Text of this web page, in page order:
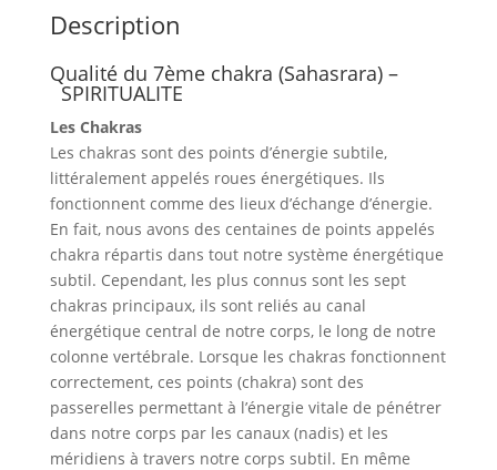
Description
Qualité du 7ème chakra (Sahasrara) –
SPIRITUALITE
Les Chakras
Les chakras sont des points d’énergie subtile,
littéralement appelés roues énergétiques. Ils
fonctionnent comme des lieux d’échange d’énergie.
En fait, nous avons des centaines de points appelés
chakra répartis dans tout notre système énergétique
subtil. Cependant, les plus connus sont les sept
chakras principaux, ils sont reliés au canal
énergétique central de notre corps, le long de notre
colonne vertébrale. Lorsque les chakras fonctionnent
correctement, ces points (chakra) sont des
passerelles permettant à l’énergie vitale de pénétrer
dans notre corps par les canaux (nadis) et les
méridiens à travers notre corps subtil. En même